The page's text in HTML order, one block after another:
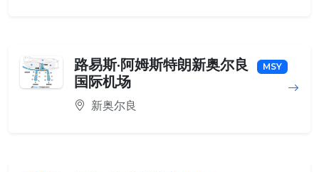
路易斯·阿姆斯特朗新奥尔良
国际机场
MSY
新奥尔良